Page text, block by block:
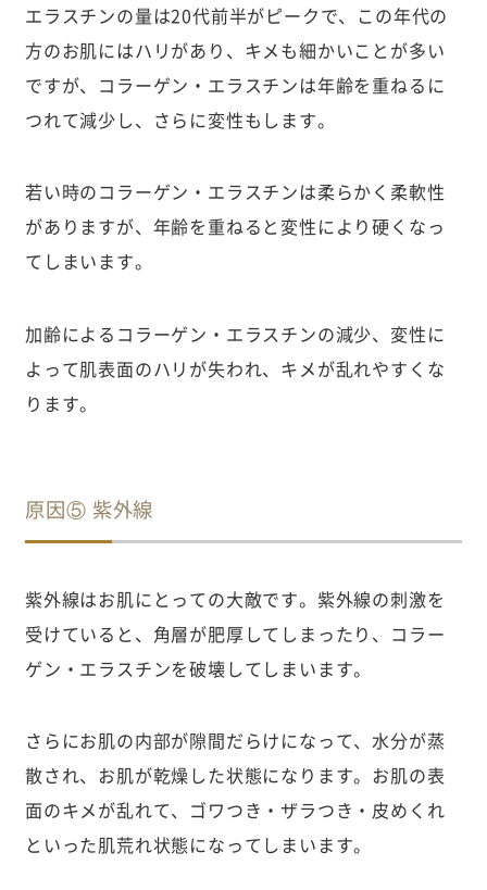
エラスチンの量は20代前半がピークで、この年代の
方のお肌にはハリがあり、キメも細かいことが多い
ですが、コラーゲン・エラスチンは年齢を重ねるに
つれて減少し、さらに変性もします。
若い時のコラーゲン・エラスチンは柔らかく柔軟性
がありますが、年齢を重ねると変性により硬くなっ
てしまいます。
加齢によるコラーゲン・エラスチンの減少、変性に
よって肌表面のハリが失われ、キメが乱れやすくな
ります。
原因⑤ 紫外線
紫外線はお肌にとっての大敵です。紫外線の刺激を
受けていると、角層が肥厚してしまったり、コラー
ゲン・エラスチンを破壊してしまいます。
さらにお肌の内部が隙間だらけになって、水分が蒸
散され、お肌が乾燥した状態になります。お肌の表
面のキメが乱れて、ゴワつき・ザラつき・皮めくれ
といった肌荒れ状態になってしまいます。